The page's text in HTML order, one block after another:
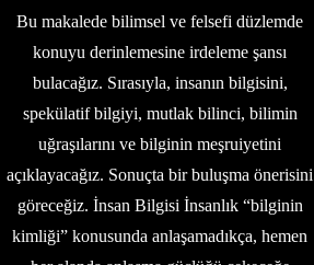
Bu makalede bilimsel ve felsefi düzlemde
konuyu derinlemesine irdeleme şansı
bulacağız. Sırasıyla, insanın bilgisini,
spekülatif bilgiyi, mutlak bilinci, bilimin
uğraşılarını ve bilginin meşruiyetini
açıklayacağız. Sonuçta bir buluşma önerisini
göreceğiz. İnsan Bilgisi İnsanlık “bilginin
kimliği” konusunda anlaşamadıkça, hemen